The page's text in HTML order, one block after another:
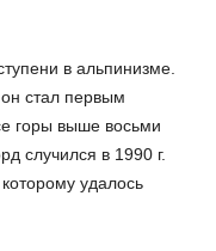
в альпинизме.
стал первым
горы выше восьми
случился в 1990 г.
удалось